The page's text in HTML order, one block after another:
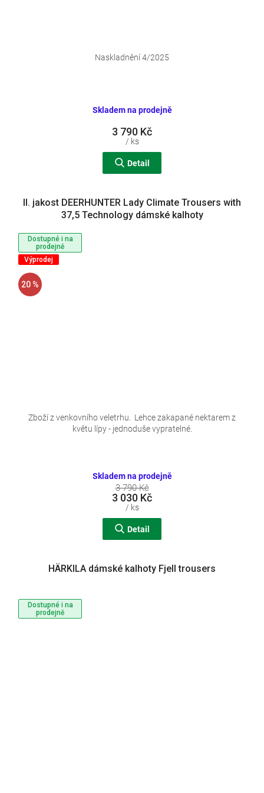
Skladem na prodejně
3 790 Kč
/ ks
Detail
Naskladnění 4/2025
Dostupné i na
prodejně
Výprodej
20 %
II. jakost DEERHUNTER Lady Climate Trousers with
37,5 Technology dámské kalhoty
Skladem na prodejně
3 790 Kč
3 030 Kč
/ ks
Detail
Zboží z venkovního veletrhu. Lehce zakapané nektarem z
květu lípy - jednoduše vypratelné.
Dostupné i na
prodejně
HÄRKILA dámské kalhoty Fjell trousers